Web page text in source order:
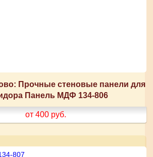
Прочные стеновые панели для
Панель МДФ 134-806
от 400 руб.